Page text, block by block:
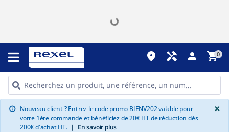
place handyman person shopping_cart0
info Nouveau client ? Entrez le code promo BIENV202 valable pour
votre 1ère commande et bénéficiez de 20€ HT de réduction dès
200€ d'achat HT. | En savoir plus
×